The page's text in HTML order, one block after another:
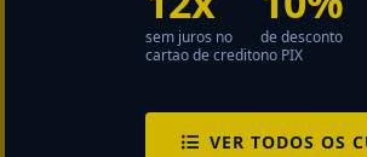
sem juros no
cartao de credito
de desconto
no PIX
VER TODOS OS